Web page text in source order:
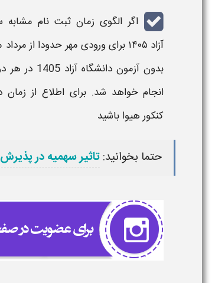
اگر الگوی زمانثبت نام مشابه
آزاد ۱۴۰۵
برای ورودی مهرحدودا از
بدون آزمون دانشگاه آزاد1405 در هر
انجام خواهد شد. برای اطلاع از زمان
کنکور هیوا باشید
حتما بخوانید:تاثیر سهمیه در